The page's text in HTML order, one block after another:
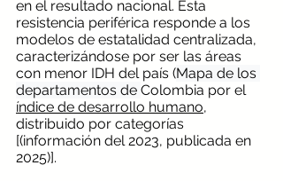
en el resultado nacional. Esta
resistencia periférica responde a los
modelos de estatalidad centralizada,
caracterizándose por ser las áreas
con menor IDH del país (Mapa de los
departamentos de Colombia por el
índice de desarrollo humano,
distribuido por categorías
[(información del 2023, publicada en
2025)].